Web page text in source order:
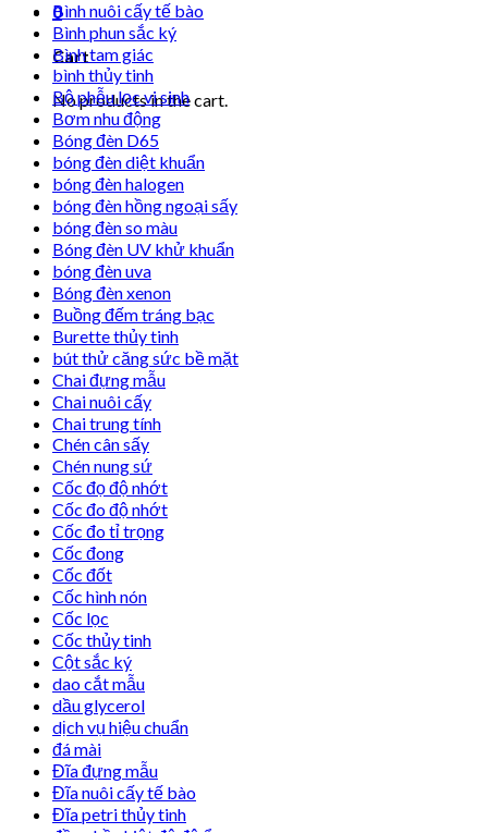
0
Cart
No products in the cart.
Bình nuôi cấy tế bào
Bình phun sắc ký
Bình tam giác
bình thủy tinh
Bộ phễu lọc vi sinh
Bơm nhu động
Bóng đèn D65
bóng đèn diệt khuẩn
bóng đèn halogen
bóng đèn hồng ngoại sấy
bóng đèn so màu
Bóng đèn UV khử khuẩn
bóng đèn uva
Bóng đèn xenon
Buồng đếm tráng bạc
Burette thủy tinh
bút thử căng sức bề mặt
Chai đựng mẫu
Chai nuôi cấy
Chai trung tính
Chén cân sấy
Chén nung sứ
Cốc đọ độ nhớt
Cốc đo độ nhớt
Cốc đo tỉ trọng
Cốc đong
Cốc đốt
Cốc hình nón
Cốc lọc
Cốc thủy tinh
Cột sắc ký
dao cắt mẫu
dầu glycerol
dịch vụ hiệu chuẩn
đá mài
Đĩa đựng mẫu
Đĩa nuôi cấy tế bào
Đĩa petri thủy tinh